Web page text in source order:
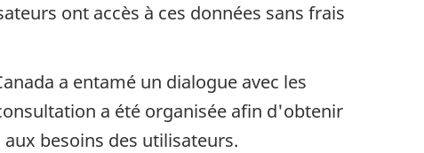
ont accès à ces données sans frais
a entamé un dialogue avec les
a été organisée afin d'obtenir
besoins des utilisateurs.